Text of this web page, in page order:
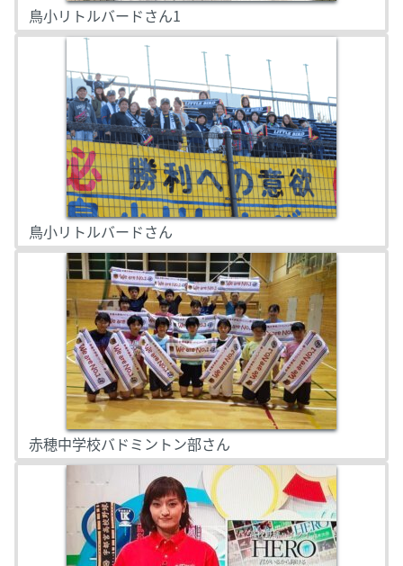
鳥小リトルバードさん1
鳥小リトルバードさん
赤穂中学校バドミントン部さん